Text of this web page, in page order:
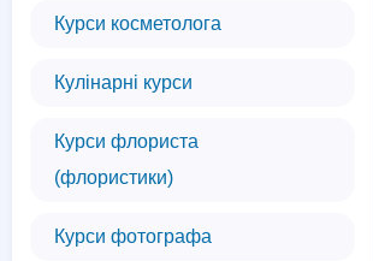
Курси косметолога
Кулінарні курси
Курси флориста
(флористики)
Курси фотографа